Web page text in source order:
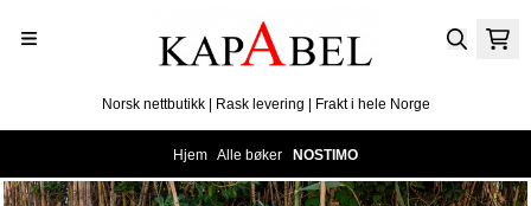
Norsk nettbutikk | Rask levering | Frakt i hele Norge
Hjem Alle bøker NOSTIMO